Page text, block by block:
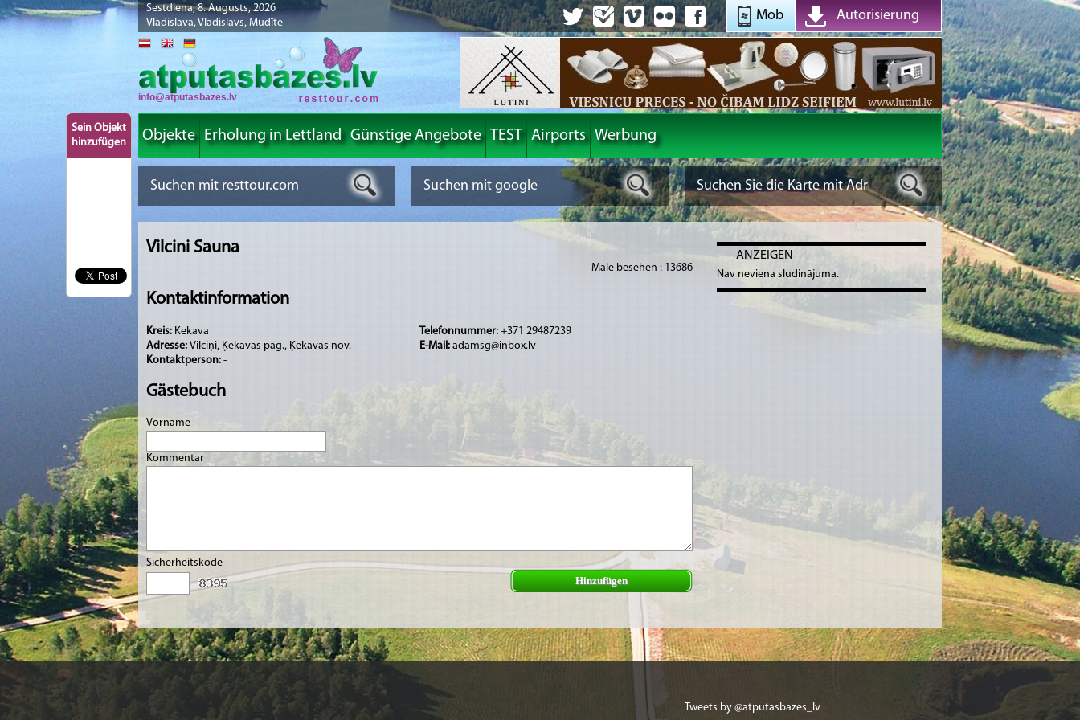
Sestdiena, 8. Augusts, 2026
Vladislava, Vladislavs, Mudīte
Autorisierung
Mob
Sein Objekt
hinzufügen
info@atputasbazes.lv
Objekte Erholung in Lettland Günstige Angebote TEST Airports Werbung
Vilcini Sauna
Male besehen : 13686
Kontaktinformation
Kreis: Kekava
Adresse: Vilciņi, Ķekavas pag., Ķekavas nov.
Kontaktperson: -
Telefonnummer: +371 29487239
E-Mail: adamsg@inbox.lv
Gästebuch
Vorname
Kommentar
Sicherheitskode
Hinzufügen
ANZEIGEN
Nav neviena sludinājuma.
Tweets by @atputasbazes_lv